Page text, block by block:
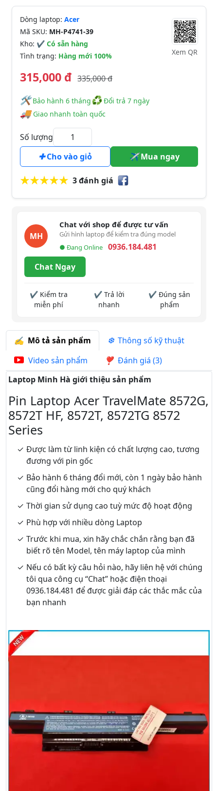
Dòng laptop: Acer
Mã SKU: MH-P4741-39
Kho: ✔ Có sẵn hàng
Tình trạng: Hàng mới 100% Xem QR
315,000 đ 335,000 đ
🛠️️ Bảo hành 6 tháng♻Đổi trả 7 ngày
🚚Giao nhanh toàn quốc
Số lượng
Cho vào giỏ
Mua ngay
3 đánh giá
MH
Chat với shop để được tư vấn
Gửi hình laptop để kiểm tra đúng model
● Đang Online
0936.184.481
Chat Ngay
✔ Kiểm tra
miễn phí
✔ Trả lời
nhanh
✔ Đúng sản
phẩm
Mô tả sản phẩm
Thông số kỹ thuật
Video sản phẩm
Đánh giá (3)
Laptop Minh Hà giới thiệu sản phẩm
Pin Laptop Acer TravelMate 8572G,
8572T HF, 8572T, 8572TG 8572
Series
Được làm từ linh kiện có chất lượng cao, tương
đương với pin gốc
Bảo hành 6 tháng đổi mới, còn 1 ngày bảo hành
cũng đổi hàng mới cho quý khách
Thời gian sử dụng cao tuỳ mức độ hoạt động
Phù hợp với nhiều dòng Laptop
Trước khi mua, xin hãy chắc chắn rằng bạn đã
biết rõ tên Model, tên máy laptop của mình
Nếu có bất kỳ câu hỏi nào, hãy liên hệ với chúng
tôi qua công cụ “Chat” hoặc điện thoại
0936.184.481 để được giải đáp các thắc mắc của
bạn nhanh